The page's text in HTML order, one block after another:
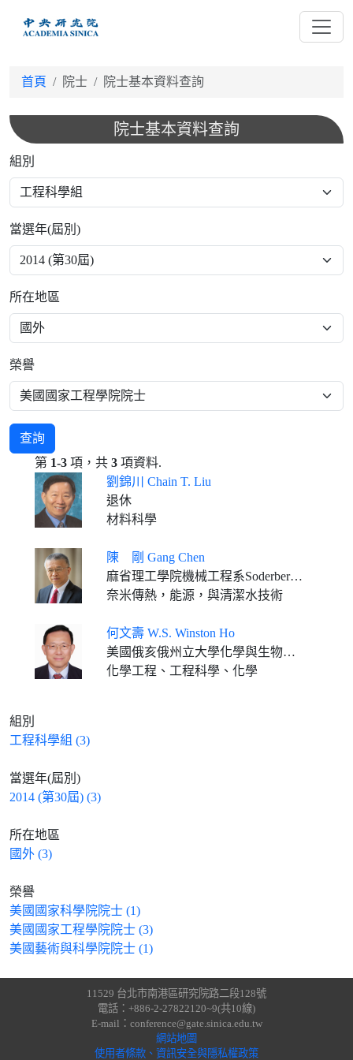
首頁 院士 院士基本資料查詢
院士基本資料查詢
組別
當選年(屆別)
所在地區
榮譽
查詢
第 1-3 項，共 3 項資料.
劉錦川 Chain T. Liu
退休
材料科學
陳 剛 Gang Chen
麻省理工學院機械工程系Soderberg教授
奈米傳熱，能源，與清潔水技術
何文壽 W.S. Winston Ho
美國俄亥俄州立大學化學與生物分子工程系/材料科學與工程系大學學者講座教授
化學工程、工程科學、化學
組別
工程科學組 (3)
當選年(屆別)
2014 (第30屆) (3)
所在地區
國外 (3)
榮譽
美國國家科學院院士 (1)
美國國家工程學院院士 (3)
美國藝術與科學院院士 (1)
11529 台北市南港區研究院路二段128號
電話：+886-2-27822120~9(共10線)
E-mail：conference@gate.sinica.edu.tw
網站地圖
使用者條款、資訊安全與隱私權政策